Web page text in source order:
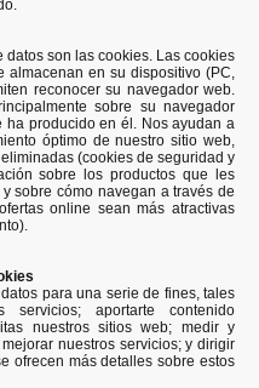
son las cookies. Las cookies
almacenan en su dispositivo (PC,
reconocer su navegador web.
sobre su navegador
producido en él. Nos ayudan a
óptimo de nuestro sitio web,
(cookies de seguridad y
sobre los productos que les
sobre cómo navegan a través de
online sean más atractivas
para una serie de fines, tales
servicios; aportarte contenido
nuestros sitios web; medir y
nuestros servicios; y dirigir
ofrecen más detalles sobre estos